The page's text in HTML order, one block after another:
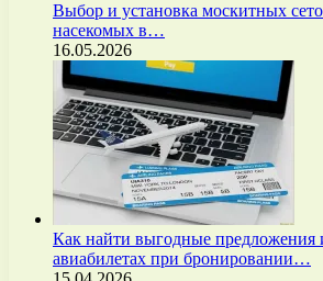
Выбор и установка москитных
насекомых в…
16.05.2026
Как найти выгодные предложения
авиабилетах при бронировании…